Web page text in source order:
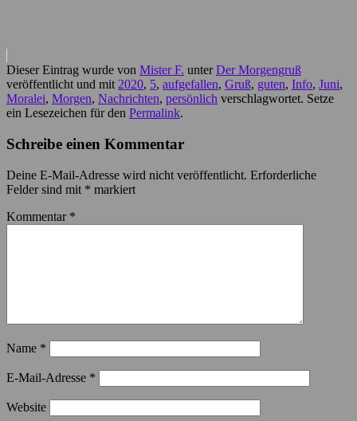
Dieser Eintrag wurde von Mister F. unterDer Morgengruß
veröffentlicht und mit 2020, 5, aufgefallen, Gruß, guten, Info, Juni,
Moralei, Morgen, Nachrichten, persönlich verschlagwortet. Setze
ein Lesezeichen für den Permalink.
Schreibe einen Kommentar
Deine E-Mail-Adresse wird nicht veröffentlicht. Erforderliche
Felder sind mit * markiert
Kommentar *
Name *
E-Mail-Adresse *
Website